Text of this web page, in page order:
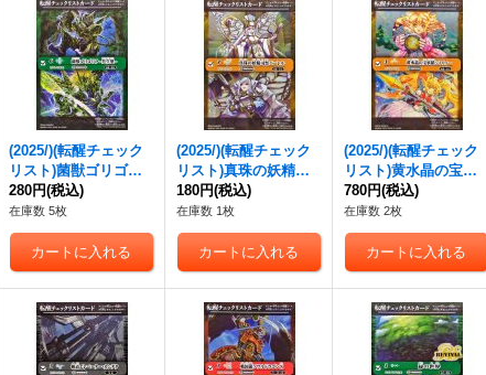
(2025/)(転醒チェック
リスト)菌獣ゴリゴリ
ラ-共生態-/菌獣ゴリゴ
リラ-戦闘態-【-】{BS
73-028a/BS73-028b}
《緑》
280円(税込)
在庫数 5枚
(2025/)(転醒チェック
リスト)真珠の妖精司
祭パーレル/真珠の妖
聖騎士パーレル【-】
{BS73-051a/BS73-051
b}《黄》
180円(税込)
在庫数 1枚
(2025/)(転醒チェック
リスト)黄水晶の宝妖
精シトリィー/黄水晶
の魔宝少女シトリィー
【-】{BS73-043a/BS7
3-043b}《黄》
780円(税込)
在庫数 2枚